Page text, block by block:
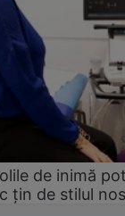
de inimă
țin de stilul